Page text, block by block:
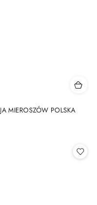
MIEROSZÓW POLSKA